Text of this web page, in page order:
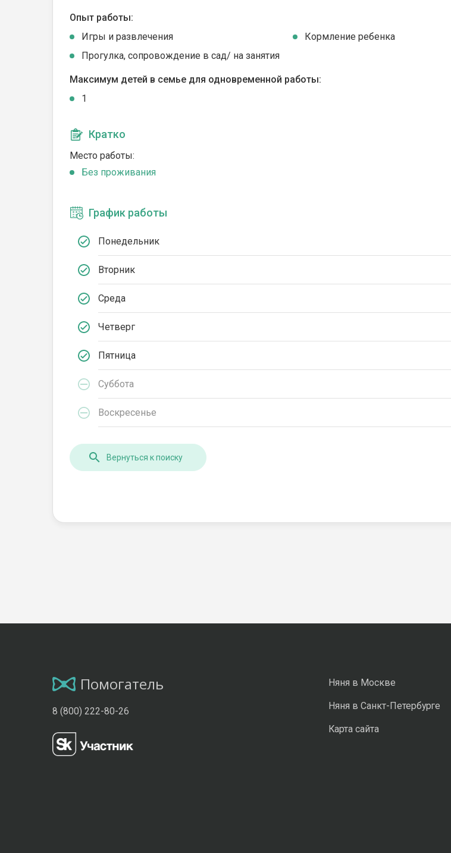
Опыт работы:
Игры и развлечения
Кормление ребенка
Прогулка, сопровождение в сад/ на занятия
Максимум детей в семье для одновременной работы:
1
Кратко
Место работы:
Без проживания
График работы
Понедельник
Вторник
Среда
Четверг
Пятница
Суббота
Воскресенье
Вернуться к поиску
Помогатель
8 (800) 222-80-26
Няня в Москве
Няня в Санкт-Петербурге
Карта сайта